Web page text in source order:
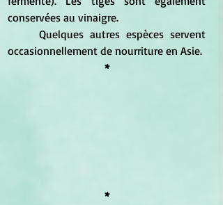
conservées au vinaigre.
occasionnellement de nourriture en Asie.
*
*